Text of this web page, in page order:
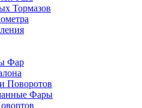
Тормазов
Фар
Поворотов
Фары